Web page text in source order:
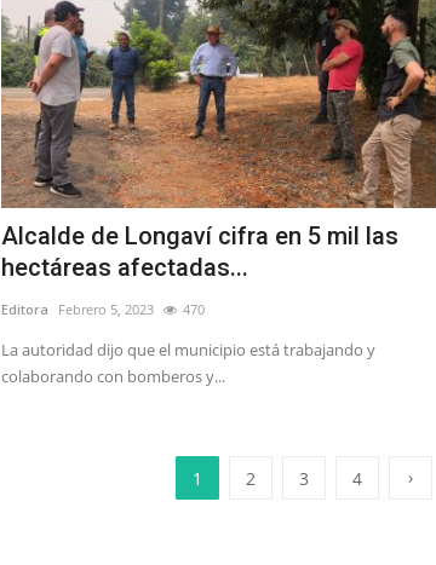
Alcalde de Longaví cifra en 5 mil las
hectáreas afectadas...
Editora Febrero 5, 2023 470
La autoridad dijo que el municipio está trabajando y
colaborando con bomberos y...
1 2 3 4 ›